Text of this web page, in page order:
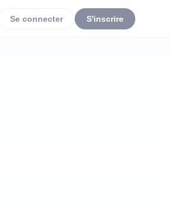
Se connecter S'inscrire